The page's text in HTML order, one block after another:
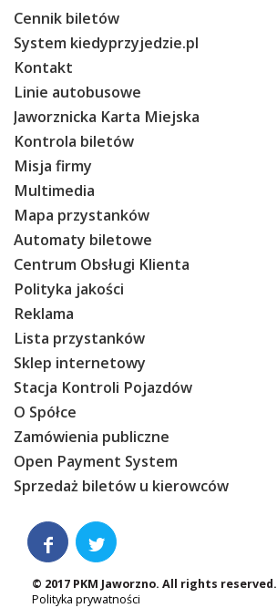
Cennik biletów
System kiedyprzyjedzie.pl
Kontakt
Linie autobusowe
Jaworznicka Karta Miejska
Kontrola biletów
Misja firmy
Multimedia
Mapa przystanków
Automaty biletowe
Centrum Obsługi Klienta
Polityka jakości
Reklama
Lista przystanków
Sklep internetowy
Stacja Kontroli Pojazdów
O Spółce
Zamówienia publiczne
Open Payment System
Sprzedaż biletów u kierowców
 
© 2017 PKM Jaworzno. All rights reserved.
Polityka prywatności